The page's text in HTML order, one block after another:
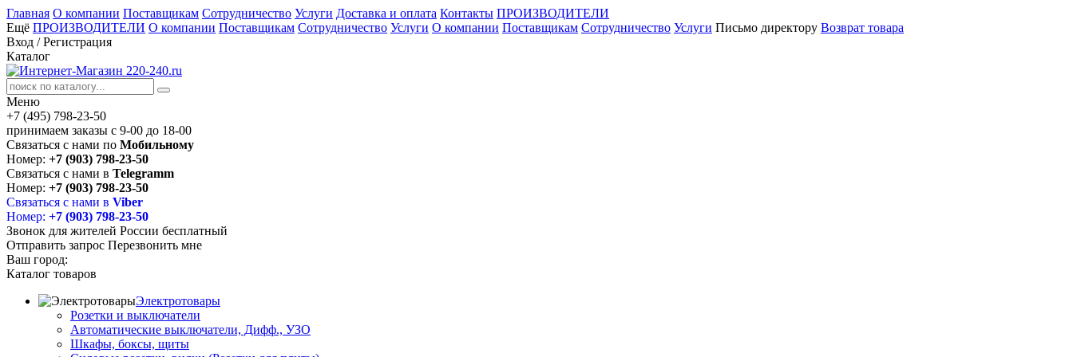
Главная О компании Поставщикам Сотрудничество Услуги Доставка и оплата Контакты ПРОИЗВОДИТЕЛИ
Ещё ПРОИЗВОДИТЕЛИ О компании Поставщикам Сотрудничество Услуги О компании Поставщикам Сотрудничество Услуги Письмо директору Возврат товара
Вход /Регистрация
Каталог
Меню
+7 (495) 798-23-50
принимаем заказы с 9-00 до 18-00
Связаться с нами по Мобильному
Номер: +7 (903) 798-23-50
Связаться с нами в Telegramm
Номер: +7 (903) 798-23-50
Связаться с нами в Viber
Номер: +7 (903) 798-23-50
Звонок для жителей России бесплатный
Отправить запрос Перезвонить мне
Ваш город:
Каталог товаров
Электротовары
Розетки и выключатели
Автоматические выключатели, Дифф., УЗО
Шкафы, боксы, щиты